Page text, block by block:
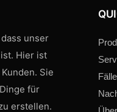
unser
Hier ist
Sie
für
erstellen.
Fälle